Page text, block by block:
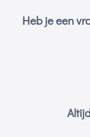
Heb je een